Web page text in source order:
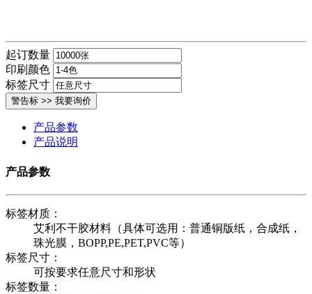
起订数量
印刷颜色
标签尺寸
产品参数
产品说明
产品参数
标签材质：
艾利不干胶材料（具体可选用：普通铜版纸，合成纸，
珠光膜，BOPP,PE,PET,PVC等）
标签尺寸：
可按要求任意尺寸和形状
标签数量：